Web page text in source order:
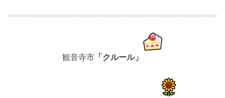
観音寺市 「クルール」